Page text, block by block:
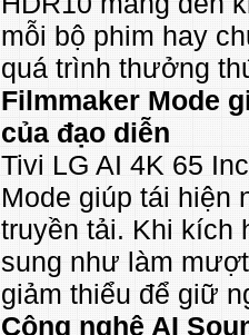
mỗi bộ phim hay
quá trình thưởng
Filmmaker Mode
của đạo diễn
Tivi LG AI 4K 65
Mode giúp tái hiện
truyền tải. Khi kích
sung như làm
giảm thiểu để giữ
Công nghệ AI